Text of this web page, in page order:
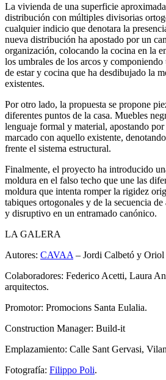
La vivienda de una superficie
distribución con múltiples divisorias
cualquier indicio que denotara la
nueva distribución ha apostado por un
organización, colocando la cocina en la
los umbrales de los arcos y
de estar y cocina que ha desdibujado la
existentes.
Por otro lado, la propuesta se propone
diferentes puntos de la casa. Muebles
lenguaje formal y material, apostando
marcado con aquello existente,
frente el sistema estructural.
Finalmente, el proyecto ha introducido
moldura en el falso techo que une las
moldura que intenta romper la rigidez
tabiques ortogonales y de la secuencia
y disruptivo en un entramado canónico.
LA GALERA
Autores: CAVAA – Jordi Calbetó y Oriol
Colaboradores: Federico Acetti, Laura
arquitectos.
Promotor: Promocions Santa Eulalia.
Construction Manager: Build-it
Emplazamiento: Calle Sant Gervasi,
Fotografía: Filippo Poli.